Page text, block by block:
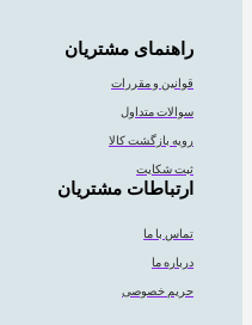
راهنمای مشتریان
قوانین و مقررات
سوالات متداول
رویه بازگشت کالا
ثبت شکایت
ارتباطات مشتریان
تماس با ما
درباره ما
حریم خصوصی